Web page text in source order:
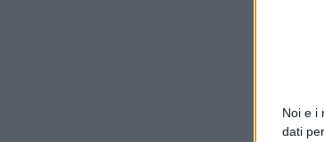
Noi e i
dati